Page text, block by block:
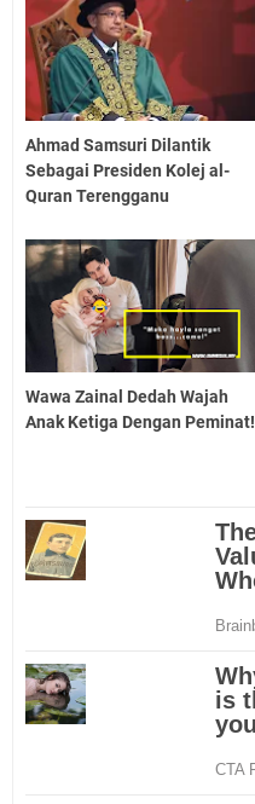
Ahmad Samsuri Dilantik
Sebagai Presiden Kolej al-
Quran Terengganu
Wawa Zainal Dedah Wajah
Anak Ketiga Dengan Peminat!